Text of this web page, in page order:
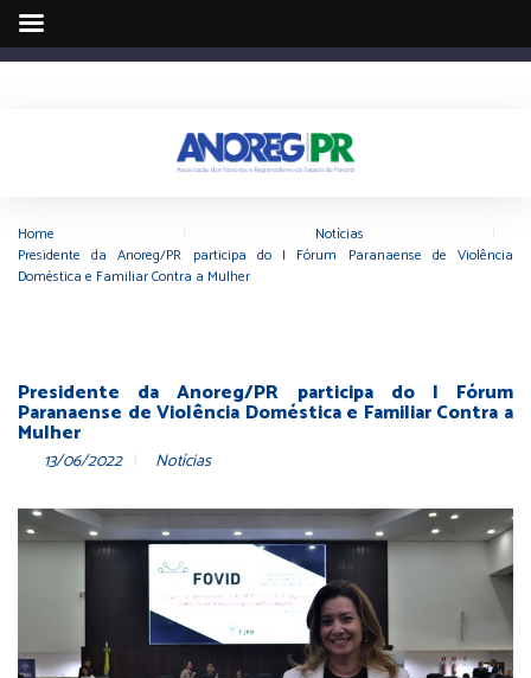
Home Notícias
Presidente da Anoreg/PR participa do I Fórum Paranaense de Violência
Doméstica e Familiar Contra a Mulher
Presidente da Anoreg/PR participa do I Fórum
Paranaense de Violência Doméstica e Familiar Contra a
Mulher
13/06/2022 Notícias